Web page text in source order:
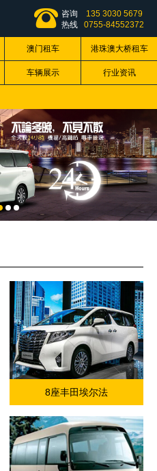
咨询
热线
135 3030 5679
0755-84552372
澳门租车 港珠澳大桥租车
车辆展示 行业资讯
8座丰田埃尔法